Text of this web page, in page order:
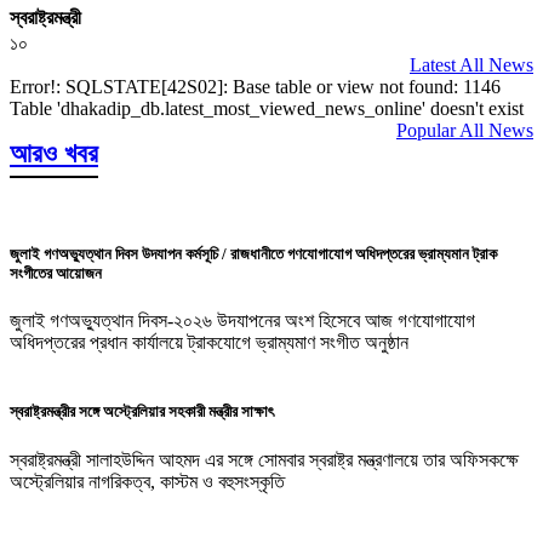
স্বরাষ্ট্রমন্ত্রী
১০
Latest All News
Error!: SQLSTATE[42S02]: Base table or view not found: 1146
Table 'dhakadip_db.latest_most_viewed_news_online' doesn't exist
Popular All News
আরও খবর
জুলাই গণঅভ্যুত্থান দিবস উদযাপন কর্মসূচি / রাজধানীতে গণযোগাযোগ অধিদপ্তরের ভ্রাম্যমান ট্রাক
সংগীতের আয়োজন
জুলাই গণঅভ্যুত্থান দিবস-২০২৬ উদযাপনের অংশ হিসেবে আজ গণযোগাযোগ
অধিদপ্তরের প্রধান কার্যালয়ে ট্রাকযোগে ভ্রাম্যমাণ সংগীত অনুষ্ঠান
স্বরাষ্ট্রমন্ত্রীর সঙ্গে অস্ট্রেলিয়ার সহকারী মন্ত্রীর সাক্ষাৎ
স্বরাষ্ট্রমন্ত্রী সালাহউদ্দিন আহমদ এর সঙ্গে সোমবার স্বরাষ্ট্র মন্ত্রণালয়ে তার অফিসকক্ষে
অস্ট্রেলিয়ার নাগরিকত্ব, কাস্টম ও বহুসংস্কৃতি